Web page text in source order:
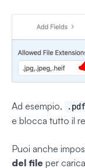
Ad esempio,
e blocca tutto il
Puoi anche
del file per